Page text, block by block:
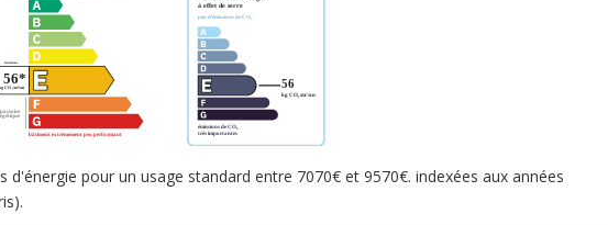
pour un usage standard entre 7070€ et 9570€. indexées aux années